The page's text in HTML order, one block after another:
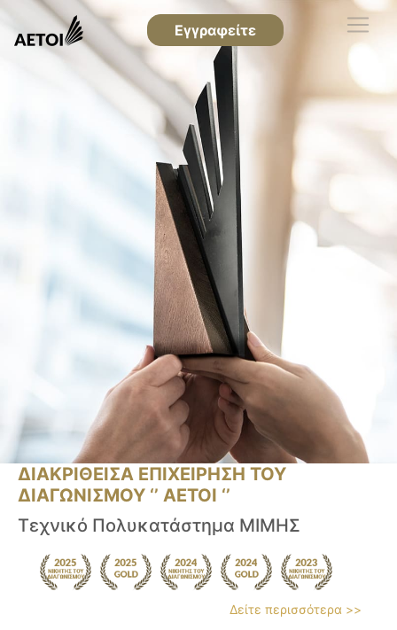
Εγγραφείτε
ΔΙΑΚΡΙΘΕΙΣΑ ΕΠΙΧΕΙΡΗΣΗ ΤΟΥ
ΔΙΑΓΩΝΙΣΜΟΥ ‘’ ΑΕΤΟΙ ‘’
Τεχνικό Πολυκατάστημα ΜΙΜΗΣ
Δείτε περισσότερα >>